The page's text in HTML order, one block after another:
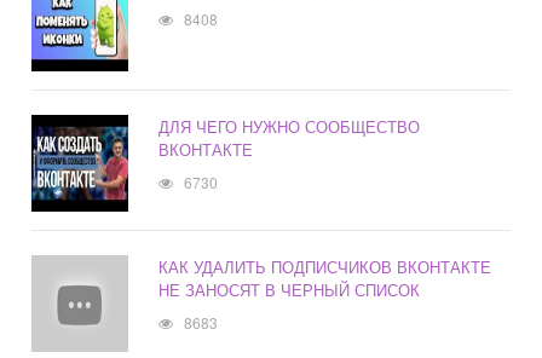
8408
ДЛЯ ЧЕГО НУЖНО СООБЩЕСТВО
ВКОНТАКТЕ
6730
КАК УДАЛИТЬ ПОДПИСЧИКОВ ВКОНТАКТЕ
НЕ ЗАНОСЯТ В ЧЕРНЫЙ СПИСОК
8683